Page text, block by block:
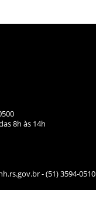
8h às 14h
- (51) 3594-0510